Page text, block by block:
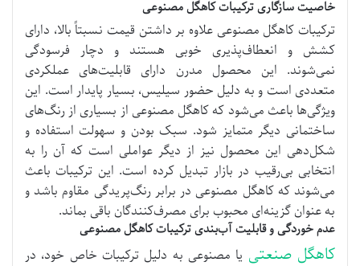
خاصیت سازگاری ترکیبات کاهگل مصنوعی
ترکیبات کاهگل مصنوعی علاوه بر داشتن قیمت نسبتاً بالا، دارای
کشش و انعطاف‌پذیری خوبی هستند و دچار فرسودگی
نمی‌شوند. این محصول مدرن دارای قابلیت‌های عملکردی
متعددی است و به دلیل حضور سیلیس، بسیار پایدار است. این
ویژگی‌ها باعث می‌شود که کاهگل مصنوعی از بسیاری از رنگ‌های
ساختمانی دیگر متمایز شود. سبک بودن و سهولت استفاده و
شکل‌دهی این محصول نیز از دیگر عواملی است که آن را به
انتخابی بی‌رقیب در بازار تبدیل کرده است. این ترکیبات باعث
می‌شوند که کاهگل مصنوعی در برابر رنگ‌پریدگی مقاوم باشد و
به عنوان گزینه‌ای محبوب برای مصرف‌کنندگان باقی بماند.
عدم خوردگی و قابلیت آب‌بندی ترکیبات کاهگل مصنوعی
کاهگل صنعتی یا مصنوعی به دلیل ترکیبات خاص خود، در